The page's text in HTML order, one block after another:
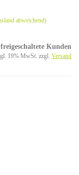
abweichend)
Kunden
19% MwSt. zzgl. Versand